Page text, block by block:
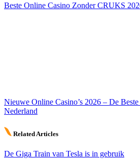
Beste Online Casino Zonder CRUKS
Nieuwe Online Casino’s 2026 – De
Nederland
Related Articles
De Giga Train van Tesla is in gebruik